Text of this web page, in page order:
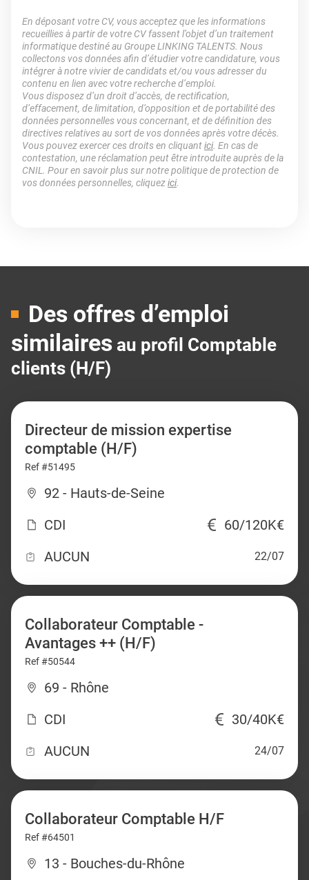
En déposant votre CV, vous acceptez que les informations
recueillies à partir de votre CV fassent l’objet d’un traitement
informatique destiné au Groupe LINKING TALENTS. Nous
collectons vos données afin d’étudier votre candidature, vous
intégrer à notre vivier de candidats et/ou vous adresser du
contenu en lien avec votre recherche d’emploi.
Vous disposez d’un droit d’accès, de rectification,
d’effacement, de limitation, d’opposition et de portabilité des
données personnelles vous concernant, et de définition des
directives relatives au sort de vos données après votre décès.
Vous pouvez exercer ces droits en cliquantici. En cas de
contestation, une réclamation peut être introduite auprès de la
CNIL. Pour en savoir plus sur notre politique de protection de
vos données personnelles, cliquezici.
Des offres d’emploi
similaires au profil Comptable
clients (H/F)
Directeur de mission expertise
comptable (H/F)
Ref #51495
92 - Hauts-de-Seine
CDI
60/120K€
AUCUN
22/07
Collaborateur Comptable -
Avantages ++ (H/F)
Ref #50544
69 - Rhône
CDI
30/40K€
AUCUN
24/07
Collaborateur Comptable H/F
Ref #64501
13 - Bouches-du-Rhône